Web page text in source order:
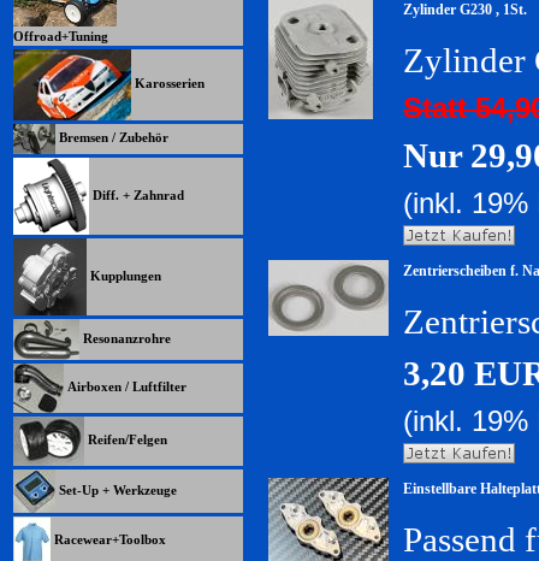
Offroad+Tuning
Karosserien
Bremsen / Zubehör
Diff. + Zahnrad
Kupplungen
Resonanzrohre
Airboxen / Luftfilter
Reifen/Felgen
Set-Up + Werkzeuge
Racewear+Toolbox
Zylinder G230 , 1St.
Zylinder
Statt
Nur
(inkl.
Zentrierscheiben f.
3,20
(inkl.
Einstellbare
Passend